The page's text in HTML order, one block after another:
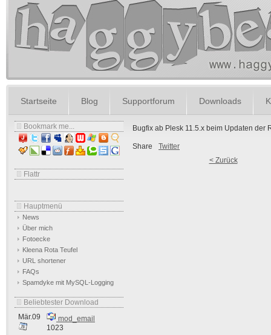
Startseite Blog Supportforum Downloads
Bookmark me...
Flattr
Hauptmenü
News
Über mich
Fotoecke
Kleena Rota Teufel
URL shortener
FAQs
Spamdyke mit MySQL-Logging
Beliebtester Download
Mär.09
mod_email
1023
Bugfix ab Plesk 11.5.x beim Updaten der
Share
Twitter
< Zurück